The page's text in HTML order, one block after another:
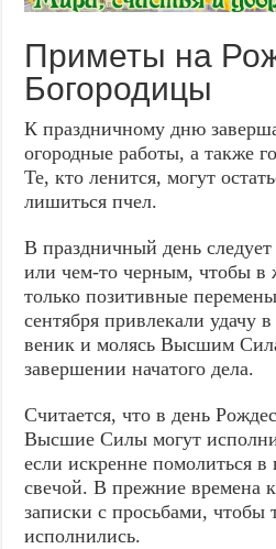
Приметы на
Богородицы
К праздничному дню
огородные работы, а также
Те, кто ленится, могут
лишиться пчел.
В праздничный день следует
или чем-то черным, чтобы в
только позитивные
сентября привлекали удачу
веник и молясь Высшим
завершении начатого дела.
Считается, что в день
Высшие Силы могут
если искренне помолиться
свечой. В прежние времена
записки с просьбами, чтобы
исполнились.